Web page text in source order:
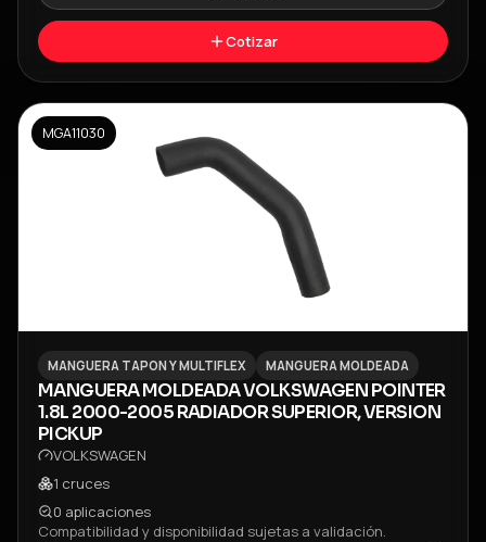
Cotizar
MGA11030
MANGUERA TAPON Y MULTIFLEX MANGUERA MOLDEADA
MANGUERA MOLDEADA VOLKSWAGEN POINTER
1.8L 2000-2005 RADIADOR SUPERIOR, VERSION
PICKUP
VOLKSWAGEN
1 cruces
0 aplicaciones
Compatibilidad y disponibilidad sujetas a validación.